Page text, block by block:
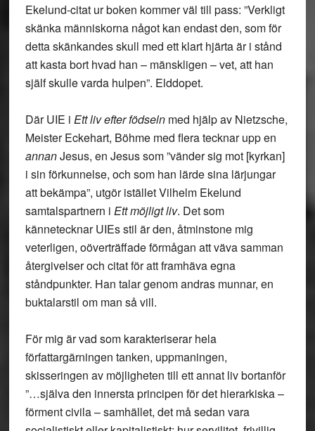
Ekelund-citat ur boken kommer väl till pass: ”Verkligt
skänka människorna något kan endast den, som för
detta skänkandes skull med ett klart hjärta är i stånd
att kasta bort hvad han – mänskligen – vet, att han
själf skulle varda hulpen”. Elddopet.
Där UIE i Ett liv efter födselnmed hjälp av Nietzsche,
Meister Eckehart, Böhme med flera tecknar upp en
annanJesus, en Jesus som ”vänder sig mot [kyrkan]
i sin förkunnelse, och som han lärde sina lärjungar
att bekämpa”, utgör istället Vilhelm Ekelund
samtalspartnern i Ett möjligt liv. Det som
kännetecknar UIEs stil är den, åtminstone mig
veterligen, oöverträffade förmågan att väva samman
återgivelser och citat för att framhäva egna
ståndpunkter. Han talar genom andras munnar, en
buktalarstil om man så vill.
För mig är vad som karakteriserar hela
författargärningen tanken, uppmaningen,
skisseringen av möjligheten till ett annat liv bortanför
”…själva den innersta principen för det hierarkiska –
förment civila – samhället, det må sedan vara